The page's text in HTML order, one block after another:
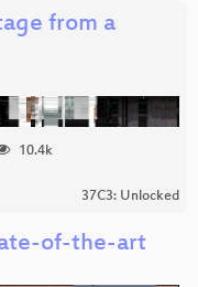
from a
10.4k
37C3: Unlocked
of-the-art